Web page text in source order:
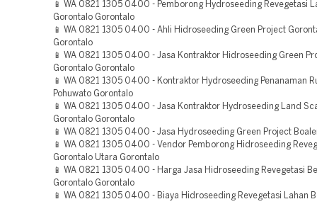
📱 WA 0821 1305 0400 - Pemborong Hydroseeding Revegetasi
Gorontalo Gorontalo
📱 WA 0821 1305 0400 - Ahli Hidroseeding Green Project
Gorontalo
📱 WA 0821 1305 0400 - Jasa Kontraktor Hidroseeding Green
Gorontalo Gorontalo
📱 WA 0821 1305 0400 - Kontraktor Hydroseeding Penanaman
Pohuwato Gorontalo
📱 WA 0821 1305 0400 - Jasa Kontraktor Hydroseeding Land
Gorontalo Gorontalo
📱 WA 0821 1305 0400 - Jasa Hydroseeding Green Project
📱 WA 0821 1305 0400 - Vendor Pemborong Hidroseeding
Gorontalo Utara Gorontalo
📱 WA 0821 1305 0400 - Harga Jasa Hidroseeding Revegetasi
Gorontalo Gorontalo
📱 WA 0821 1305 0400 - Biaya Hidroseeding Revegetasi Lahan